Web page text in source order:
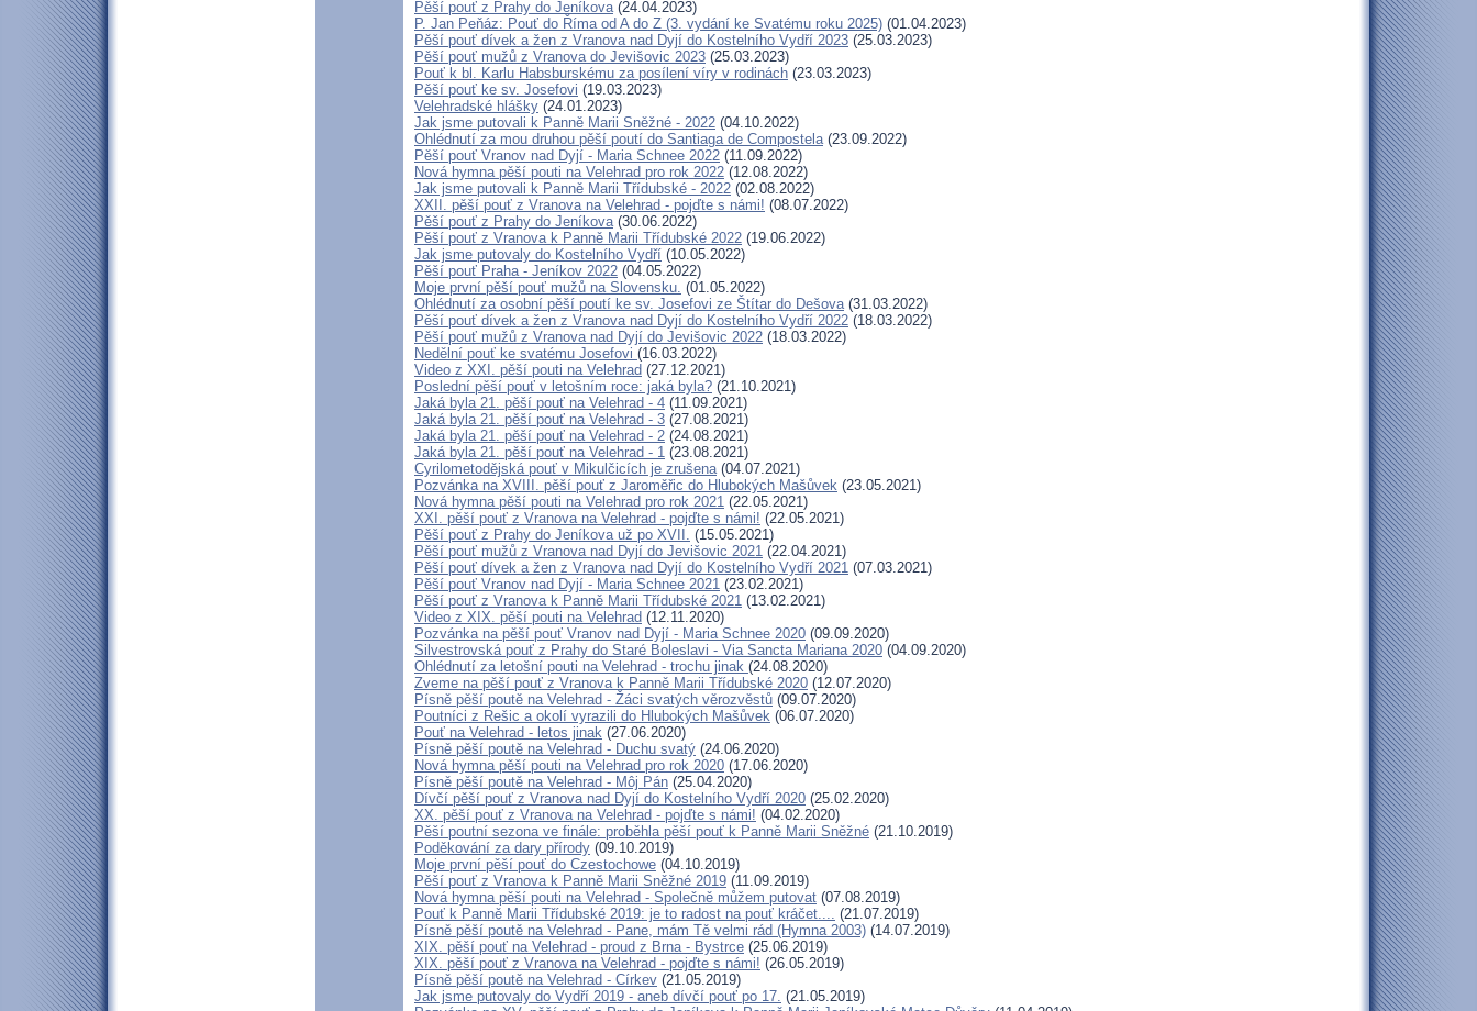
Pěší pouť z Prahy do Jeníkova(24.04.2023)
P. Jan Peňáz: Pouť do Říma od A do Z (3. vydání ke Svatému roku 2025) (01.04.2023)
Pěší pouť dívek a žen z Vranova nad Dyjí do Kostelního Vydří 2023 (25.03.2023)
Pěší pouť mužů z Vranova do Jevišovic 2023 (25.03.2023)
Pouť k bl. Karlu Habsburskému za posílení víry v rodinách (23.03.2023)
Pěší pouť ke sv. Josefovi (19.03.2023)
Velehradské hlášky (24.01.2023)
Jak jsme putovali k Panně Marii Sněžné - 2022 (04.10.2022)
Ohlédnutí za mou druhou pěší poutí do Santiaga de Compostela(23.09.2022)
Pěší pouť Vranov nad Dyjí - Maria Schnee 2022 (11.09.2022)
Nová hymna pěší pouti na Velehrad pro rok 2022 (12.08.2022)
Jak jsme putovali k Panně Marii Třídubské - 2022 (02.08.2022)
XXII. pěší pouť z Vranova na Velehrad - pojďte s námi! (08.07.2022)
Pěší pouť z Prahy do Jeníkova(30.06.2022)
Pěší pouť z Vranova k Panně Marii Třídubské 2022 (19.06.2022)
Jak jsme putovaly do Kostelního Vydří (10.05.2022)
Pěší pouť Praha - Jeníkov 2022 (04.05.2022)
Moje první pěší pouť mužů na Slovensku. (01.05.2022)
Ohlédnutí za osobní pěší poutí ke sv. Josefovi ze Štítar do Dešova(31.03.2022)
Pěší pouť dívek a žen z Vranova nad Dyjí do Kostelního Vydří 2022 (18.03.2022)
Pěší pouť mužů z Vranova nad Dyjí do Jevišovic 2022 (18.03.2022)
Nedělní pouť ke svatému Josefovi (16.03.2022)
Video z XXI. pěší pouti na Velehrad (27.12.2021)
Poslední pěší pouť v letošním roce: jaká byla? (21.10.2021)
Jaká byla 21. pěší pouť na Velehrad - 4 (11.09.2021)
Jaká byla 21. pěší pouť na Velehrad - 3 (27.08.2021)
Jaká byla 21. pěší pouť na Velehrad - 2 (24.08.2021)
Jaká byla 21. pěší pouť na Velehrad - 1 (23.08.2021)
Cyrilometodějská pouť v Mikulčicích je zrušena(04.07.2021)
Pozvánka na XVIII. pěší pouť z Jaroměřic do Hlubokých Mašůvek (23.05.2021)
Nová hymna pěší pouti na Velehrad pro rok 2021 (22.05.2021)
XXI. pěší pouť z Vranova na Velehrad - pojďte s námi! (22.05.2021)
Pěší pouť z Prahy do Jeníkova už po XVII. (15.05.2021)
Pěší pouť mužů z Vranova nad Dyjí do Jevišovic 2021 (22.04.2021)
Pěší pouť dívek a žen z Vranova nad Dyjí do Kostelního Vydří 2021 (07.03.2021)
Pěší pouť Vranov nad Dyjí - Maria Schnee 2021 (23.02.2021)
Pěší pouť z Vranova k Panně Marii Třídubské 2021 (13.02.2021)
Video z XIX. pěší pouti na Velehrad (12.11.2020)
Pozvánka na pěší pouť Vranov nad Dyjí - Maria Schnee 2020 (09.09.2020)
Silvestrovská pouť z Prahy do Staré Boleslavi - Via Sancta Mariana 2020 (04.09.2020)
Ohlédnutí za letošní pouti na Velehrad - trochu jinak (24.08.2020)
Zveme na pěší pouť z Vranova k Panně Marii Třídubské 2020 (12.07.2020)
Písně pěší poutě na Velehrad - Žáci svatých věrozvěstů (09.07.2020)
Poutníci z Rešic a okolí vyrazili do Hlubokých Mašůvek (06.07.2020)
Pouť na Velehrad - letos jinak (27.06.2020)
Písně pěší poutě na Velehrad - Duchu svatý (24.06.2020)
Nová hymna pěší pouti na Velehrad pro rok 2020 (17.06.2020)
Písně pěší poutě na Velehrad - Môj Pán (25.04.2020)
Dívčí pěší pouť z Vranova nad Dyjí do Kostelního Vydří 2020 (25.02.2020)
XX. pěší pouť z Vranova na Velehrad - pojďte s námi! (04.02.2020)
Pěší poutní sezona ve finále: proběhla pěší pouť k Panně Marii Sněžné (21.10.2019)
Poděkování za dary přírody (09.10.2019)
Moje první pěší pouť do Czestochowe (04.10.2019)
Pěší pouť z Vranova k Panně Marii Sněžné 2019 (11.09.2019)
Nová hymna pěší pouti na Velehrad - Společně můžem putovat (07.08.2019)
Pouť k Panně Marii Třídubské 2019: je to radost na pouť kráčet.... (21.07.2019)
Písně pěší poutě na Velehrad - Pane, mám Tě velmi rád (Hymna 2003) (14.07.2019)
XIX. pěší pouť na Velehrad - proud z Brna - Bystrce (25.06.2019)
XIX. pěší pouť z Vranova na Velehrad - pojďte s námi! (26.05.2019)
Písně pěší poutě na Velehrad - Církev (21.05.2019)
Jak jsme putovaly do Vydří 2019 - aneb dívčí pouť po 17. (21.05.2019)